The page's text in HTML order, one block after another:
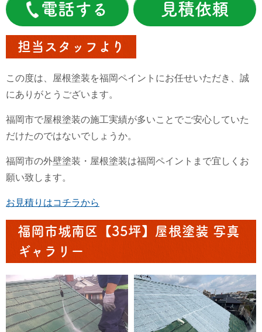
電話する 見積依頼
担当スタッフより
この度は、屋根塗装を福岡ペイントにお任せいただき、誠
にありがとうございます。
福岡市で屋根塗装の施工実績が多いことでご安心していた
だけたのではないでしょうか。
福岡市の外壁塗装・屋根塗装は福岡ペイントまで宜しくお
願い致します。
お見積りはコチラから
福岡市城南区【35坪】屋根塗装 写真
ギャラリー